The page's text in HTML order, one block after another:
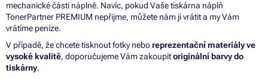
mechanické části náplně. Navíc, pokud Vaše tiskárna náplň
TonerPartner PREMIUM nepřijme, můžete nám ji vrátit a my Vám
vrátíme peníze.
V případě, že chcete tisknout fotky neboreprezentační materiály ve
vysoké kvalitě, doporučujeme Vám zakoupitoriginální barvy do
tiskárny.